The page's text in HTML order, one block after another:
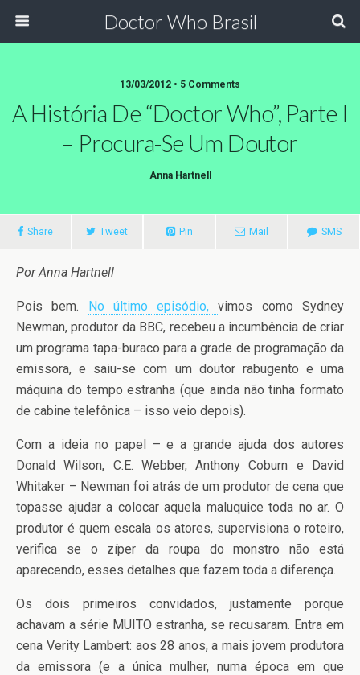
Doctor Who Brasil
13/03/2012 • 5 Comments
A História De “Doctor Who”, Parte I
– Procura-Se Um Doutor
Anna Hartnell
Share Tweet Pin Mail SMS
Por Anna Hartnell
Pois bem. No último episódio,vimos como Sydney
Newman, produtor da BBC, recebeu a incumbência de criar
um programa tapa-buraco para a grade de programação da
emissora, e saiu-se com um doutor rabugento e uma
máquina do tempo estranha (que ainda não tinha formato
de cabine telefônica – isso veio depois).
Com a ideia no papel – e a grande ajuda dos autores
Donald Wilson, C.E. Webber, Anthony Coburn e David
Whitaker – Newman foi atrás de um produtor de cena que
topasse ajudar a colocar aquela maluquice toda no ar. O
produtor é quem escala os atores, supervisiona o roteiro,
verifica se o zíper da roupa do monstro não está
aparecendo, esses detalhes que fazem toda a diferença.
Os dois primeiros convidados, justamente porque
achavam a série MUITO estranha, se recusaram. Entra em
cena Verity Lambert: aos 28 anos, a mais jovem produtora
da emissora (e a única mulher, numa época em que